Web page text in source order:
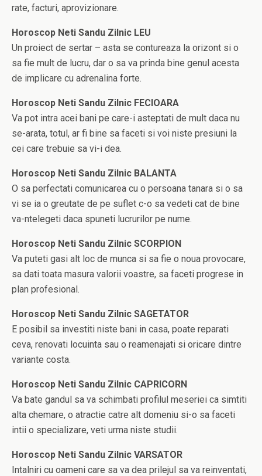
rate, facturi, aprovizionare.
Horoscop Neti Sandu Zilnic LEU
Un proiect de sertar – asta se contureaza la orizont si o
sa fie mult de lucru, dar o sa va prinda bine genul acesta
de implicare cu adrenalina forte.
Horoscop Neti Sandu Zilnic FECIOARA
Va pot intra acei bani pe care-i asteptati de mult daca nu
se-arata, totul, ar fi bine sa faceti si voi niste presiuni la
cei care trebuie sa vi-i dea.
Horoscop Neti Sandu Zilnic BALANTA
O sa perfectati comunicarea cu o persoana tanara si o sa
vi se ia o greutate de pe suflet c-o sa vedeti cat de bine
va-ntelegeti daca spuneti lucrurilor pe nume.
Horoscop Neti Sandu Zilnic SCORPION
Va puteti gasi alt loc de munca si sa fie o noua provocare,
sa dati toata masura valorii voastre, sa faceti progrese in
plan profesional.
Horoscop Neti Sandu Zilnic SAGETATOR
E posibil sa investiti niste bani in casa, poate reparati
ceva, renovati locuinta sau o reamenajati si oricare dintre
variante costa.
Horoscop Neti Sandu Zilnic CAPRICORN
Va bate gandul sa va schimbati profilul meseriei ca simtiti
alta chemare, o atractie catre alt domeniu si-o sa faceti
intii o specializare, veti urma niste studii.
Horoscop Neti Sandu Zilnic VARSATOR
Intalniri cu oameni care sa va dea prilejul sa va reinventati,